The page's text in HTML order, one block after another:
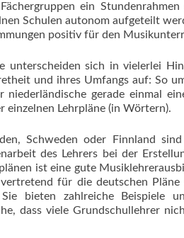
ein
Schulen autonom aufgeteilt
positiv für den
unterscheiden sich in vielerlei
und ihres Umfangs auf: So
niederländische gerade einmal
einzelnen Lehrpläne (in Wörtern).
Schweden oder Finnland
des Lehrers bei der
ist eine gute
für die deutschen
bieten zahlreiche Beispiele
dass viele Grundschullehrer